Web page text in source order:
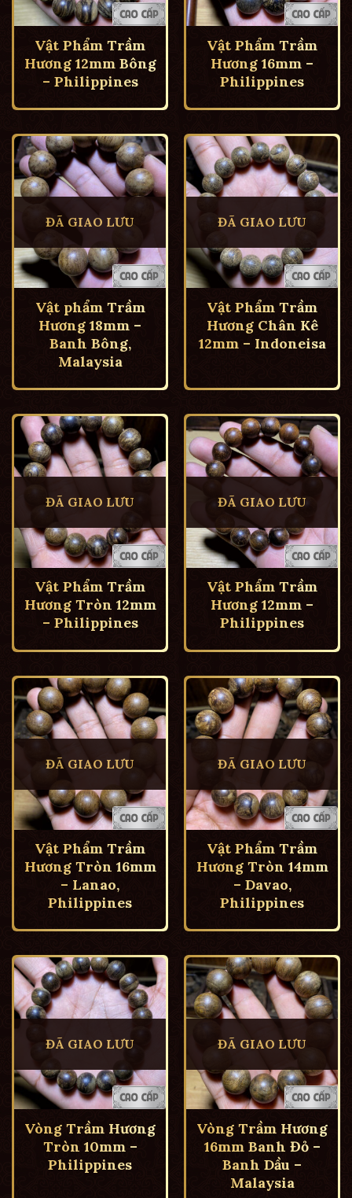
Vật Phẩm Trầm
Hương 12mm Bông
– Philippines
Vật Phẩm Trầm
Hương 16mm –
Philippines
ĐÃ GIAO LƯU
Vật phẩm Trầm
Hương 18mm –
Banh Bông,
Malaysia
ĐÃ GIAO LƯU
Vật Phẩm Trầm
Hương Chân Kê
12mm – Indoneisa
ĐÃ GIAO LƯU
Vật Phẩm Trầm
Hương Tròn 12mm
– Philippines
ĐÃ GIAO LƯU
Vật Phẩm Trầm
Hương 12mm –
Philippines
ĐÃ GIAO LƯU
Vật Phẩm Trầm
Hương Tròn 16mm
– Lanao,
Philippines
ĐÃ GIAO LƯU
Vật Phẩm Trầm
Hương Tròn 14mm
– Davao,
Philippines
ĐÃ GIAO LƯU
Vòng Trầm Hương
Tròn 10mm –
Philippines
ĐÃ GIAO LƯU
Vòng Trầm Hương
16mm Banh Đỏ –
Banh Dầu –
Malaysia